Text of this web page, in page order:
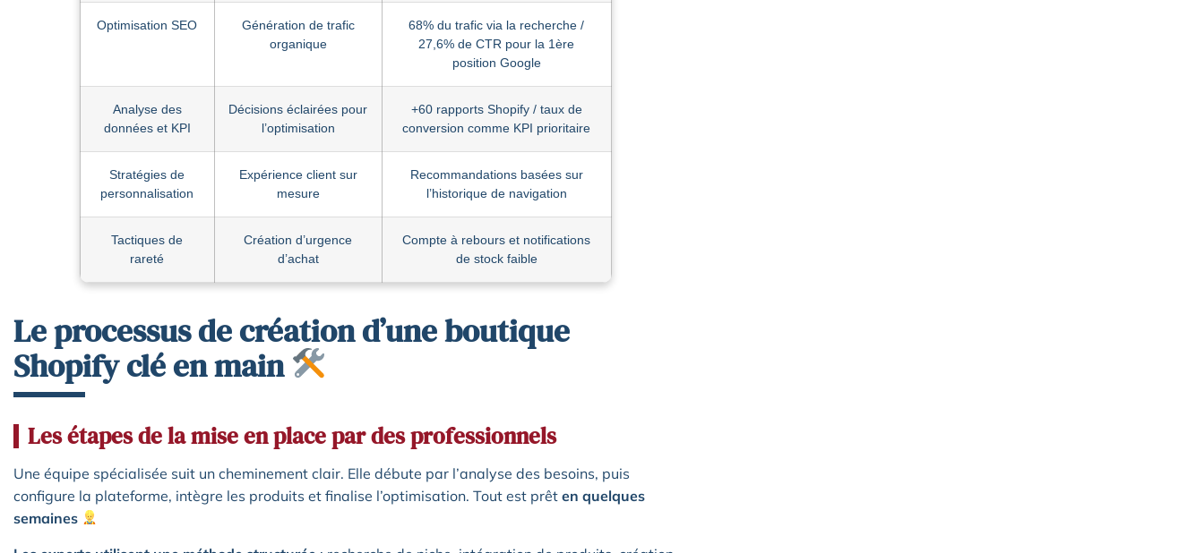
Optimisation SEO
Génération de trafic
organique
68% du trafic via la recherche /
27,6% de CTR pour la 1ère
position Google
Analyse des
données et KPI
Décisions éclairées pour
l’optimisation
+60 rapports Shopify / taux de
conversion comme KPI prioritaire
Stratégies de
personnalisation
Expérience client sur
mesure
Recommandations basées sur
l’historique de navigation
Tactiques de
rareté
Création d’urgence
d’achat
Compte à rebours et notifications
de stock faible
Le processus de création d’une boutique
Shopify clé en main
Les étapes de la mise en place par des professionnels
Une équipe spécialisée suit un cheminement clair. Elle débute par l’analyse des besoins, puis
configure la plateforme, intègre les produits et finalise l’optimisation. Tout est prêt en quelques
semaines